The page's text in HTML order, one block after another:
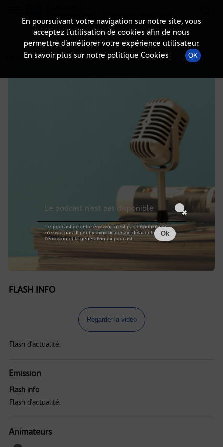
DÉTAILS DE L'ÉPISODE
9 septembre 2021à 20h59, durée : Invalid date
FLASH INFO
Regarder la vidéo
Flash d'actualité.
Emission
Flash info
Flash d'actualité.
Animateurs
En poursuivant votre navigation sur notre site, vous
acceptez l’utilisation de cookies afin de nous
permettre d’améliorer votre expérience utilisateur.
En savoir plus sur notre politique Cookies
OK
Le podcast n'est pas disponible
Le podcast de cette émission n'est pas disponible ou
n'existe pas. Il peut y avoir un certain délai entre la fin de
l'émission et la génération du podcast.
Ok